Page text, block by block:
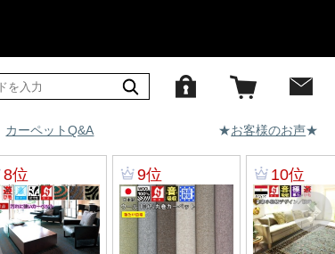
カーペットQ&A ★お客様のお声★